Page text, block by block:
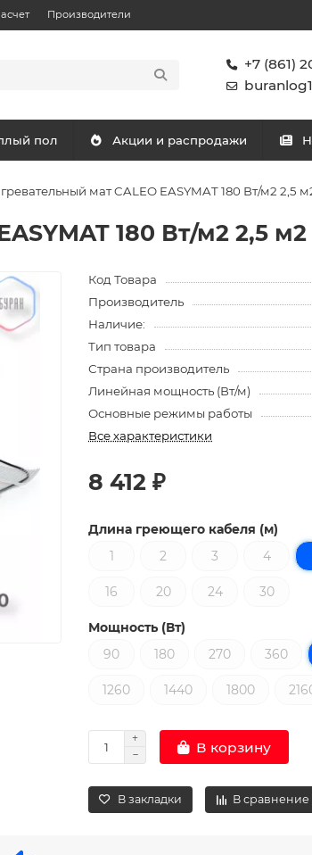
Производители
+7 (861)
пол Акции и распродажи
мат CALEO EASYMAT 180 Вт/м2 2,5
180 Вт/м2 2,5 м2
Код Товара
Производитель
Наличие:
Тип товара
Страна производитель
Линейная мощность (Вт/м)
Основные режимы работы
Все характеристики
8 412 ₽
Длина греющего кабеля (м)
1
2 3 4
16 20 24 30
Мощность (Вт)
90
180 270 360
1260 1440 1800
В корзину
В закладки В сравнение